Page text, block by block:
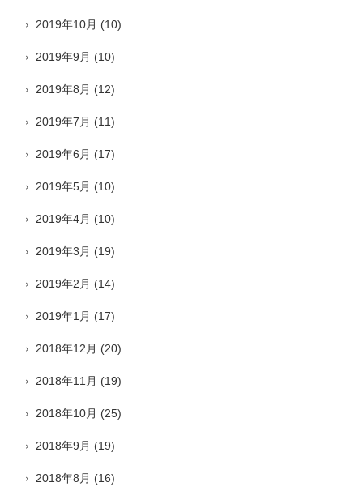
2019年10月 (10)
2019年9月 (10)
2019年8月 (12)
2019年7月 (11)
2019年6月 (17)
2019年5月 (10)
2019年4月 (10)
2019年3月 (19)
2019年2月 (14)
2019年1月 (17)
2018年12月 (20)
2018年11月 (19)
2018年10月 (25)
2018年9月 (19)
2018年8月 (16)